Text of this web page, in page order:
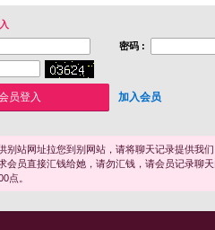
密码 :
加入会员
别站网址拉您到别网站，请将聊天记录提供我
会员直接汇钱给她，请勿汇钱，请会员记录聊
点。